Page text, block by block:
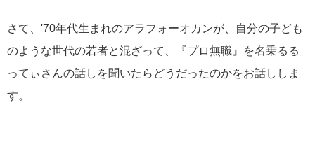
さて、'70年代生まれのアラフォーオカンが、自分の子ども
のような世代の若者と混ざって、『プロ無職』を名乗るる
ってぃさんの話しを聞いたらどうだったのかをお話ししま
す。